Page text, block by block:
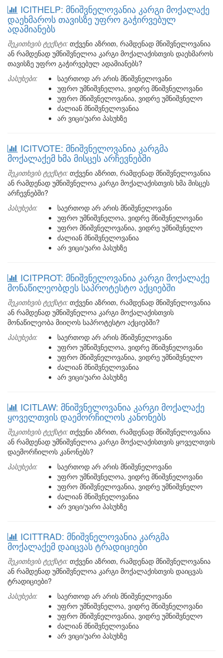
ICITHELP: მნიშვნელოვანია კარგი მოქალაქე
დაეხმაროს თავისზე უფრო გაჭირვებულ
ადამიანებს
შეკითხვის ტექსტი: თქვენი აზრით, რამდენად მნიშვნელოვანია
ან რამდენად უმნიშვნელოა კარგი მოქალაქისთვის დაეხმაროს
თავისზე უფრო გაჭირვებულ ადამიანებს?
პასუხები:
საერთოდ არ არის მნიშვნელოვანი
უფრო უმნიშვნელოა, ვიდრე მნიშვნელოვანი
უფრო მნიშვნელოვანია, ვიდრე უმნიშვნელო
ძალიან მნიშვნელოვანია
არ ვიცი/უარი პასუხზე
ICITVOTE: მნიშვნელოვანია კარგმა
მოქალაქემ ხმა მისცეს არჩევნებში
შეკითხვის ტექსტი: თქვენი აზრით, რამდენად მნიშვნელოვანია
ან რამდენად უმნიშვნელოა კარგი მოქალაქისთვის ხმა მისცეს
არჩევნებში?
პასუხები:
საერთოდ არ არის მნიშვნელოვანი
უფრო უმნიშვნელოა, ვიდრე მნიშვნელოვანი
უფრო მნიშვნელოვანია, ვიდრე უმნიშვნელო
ძალიან მნიშვნელოვანია
არ ვიცი/უარი პასუხზე
ICITPROT: მნიშვნელოვანია კარგი მოქალაქე
მონაწილეობდეს საპროტესტო აქციებში
შეკითხვის ტექსტი: თქვენი აზრით, რამდენად მნიშვნელოვანია
ან რამდენად უმნიშვნელოა კარგი მოქალაქისთვის
მონაწილეობა მიიღოს საპროტესტო აქციებში?
პასუხები:
საერთოდ არ არის მნიშვნელოვანი
უფრო უმნიშვნელოა, ვიდრე მნიშვნელოვანი
უფრო მნიშვნელოვანია, ვიდრე უმნიშვნელო
ძალიან მნიშვნელოვანია
არ ვიცი/უარი პასუხზე
ICITLAW: მნიშვნელოვანია კარგი მოქალაქე
ყოველთვის დაემორჩილოს კანონებს
შეკითხვის ტექსტი: თქვენი აზრით, რამდენად მნიშვნელოვანია
ან რამდენად უმნიშვნელოა კარგი მოქალაქისთვის ყოველთვის
დაემორჩილოს კანონებს?
პასუხები:
საერთოდ არ არის მნიშვნელოვანი
უფრო უმნიშვნელოა, ვიდრე მნიშვნელოვანი
უფრო მნიშვნელოვანია, ვიდრე უმნიშვნელო
ძალიან მნიშვნელოვანია
არ ვიცი/უარი პასუხზე
ICITTRAD: მნიშვნელოვანია კარგმა
მოქალაქემ დაიცვას ტრადიციები
შეკითხვის ტექსტი: თქვენი აზრით, რამდენად მნიშვნელოვანია
ან რამდენად უმნიშვნელოა კარგი მოქალაქისთვის დაიცვას
ტრადიციები?
პასუხები:
საერთოდ არ არის მნიშვნელოვანი
უფრო უმნიშვნელოა, ვიდრე მნიშვნელოვანი
უფრო მნიშვნელოვანია, ვიდრე უმნიშვნელო
ძალიან მნიშვნელოვანია
არ ვიცი/უარი პასუხზე